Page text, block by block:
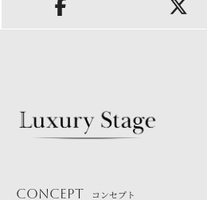
CONCEPT コンセプト